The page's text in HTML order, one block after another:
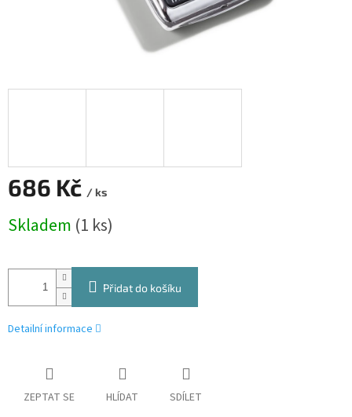
686 Kč / ks
cena:
Skladem (1 ks)
Přidat do košíku
Detailní informace
ZEPTAT SE HLÍDAT SDÍLET